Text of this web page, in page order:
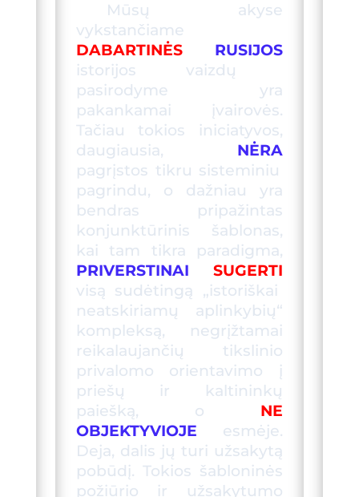
Mūsų akyse
vykstančiame
DABARTINĖS
RUSIJOS
istorijos vaizdų
pasirodyme yra
pakankamai įvairovės.
Tačiau tokios iniciatyvos,
daugiausia, NĖRA
pagrįstos tikru sisteminiu
pagrindu, o dažniau yra
bendras pripažintas
konjunktūrinis šablonas,
kai tam tikra paradigma,
PRIVERSTINAI
SUGERTI
visą sudėtingą „istoriškai
neatskiriamų aplinkybių“
kompleksą, negrįžtamai
reikalaujančių tikslinio
privalomo orientavimo į
priešų ir kaltininkų
paiešką, o NE
OBJEKTYVIOJE esmėje.
Deja, dalis jų turi užsakytą
pobūdį. Tokios šabloninės
požiūrio ir užsakytumo